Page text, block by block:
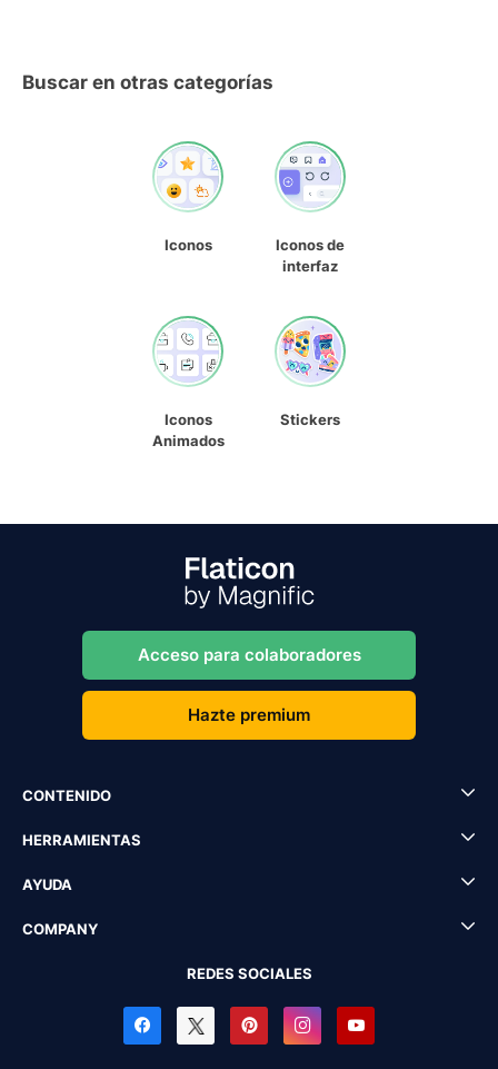
Buscar en otras categorías
Iconos
Iconos de
interfaz
Iconos
Animados
Stickers
Acceso para colaboradores
Hazte premium
CONTENIDO
HERRAMIENTAS
AYUDA
COMPANY
REDES SOCIALES